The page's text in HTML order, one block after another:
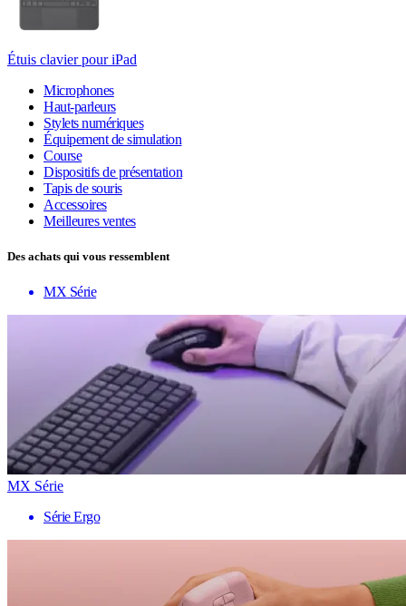
Étuis clavier pour iPad
Microphones
Haut-parleurs
Stylets numériques
Équipement de simulation
Course
Dispositifs de présentation
Tapis de souris
Accessoires
Meilleures ventes
Des achats qui vous ressemblent
MX Série
MX Série
Série Ergo